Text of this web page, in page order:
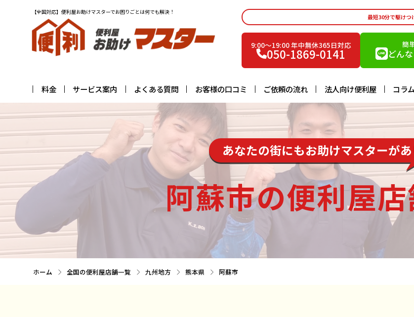
【全国対応】便利屋お助けマスターでお困りごとは何でも解決！
最短30分で駆けつ
9:00〜19:00 年中無休365日対応
050-1869-0141
簡
どん
料金 サービス案内 よくある質問 お客様の口コミ ご依頼の流れ 法人向け便利屋 コラム
あなたの街にもお助けマスターが
阿蘇市の便利屋
ホーム 全国の便利屋店舗一覧 九州地方 熊本県 阿蘇市